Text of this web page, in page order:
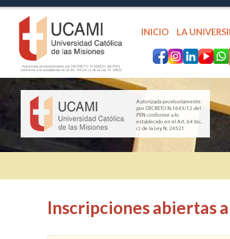
Autorizada provisoriamente por DECRETO N°1643/12 del PEN
conforme a lo establecido en el Art. 64 Inc.c) de la Ley N° 24521
INICIO LA
Inscripciones abiertas